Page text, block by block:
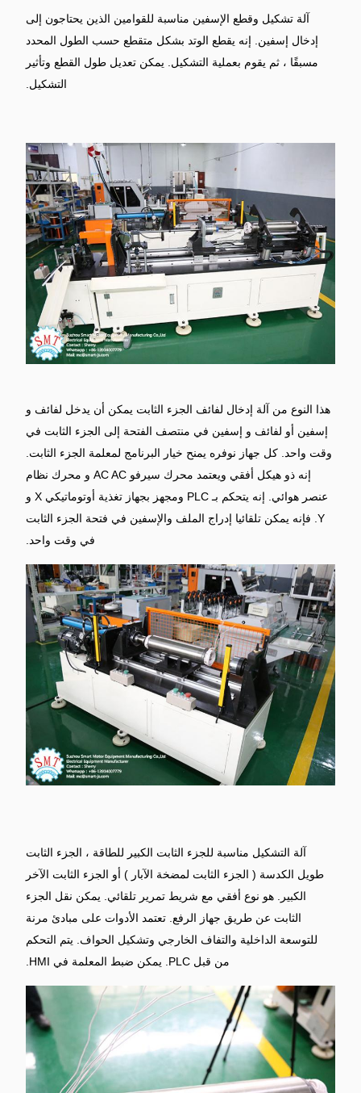
آلة تشكيل وقطع الإسفين مناسبة للقوامين الذين يحتاجون إلى
إدخال إسفين.
إنه يقطع الوتد بشكل متقطع حسب الطول المحدد
مسبقًا ، ثم يقوم بعملية التشكيل.
يمكن تعديل طول القطع وتأثير
التشكيل.
هذا النوع من آلة إدخال لفائف الجزء الثابت يمكن أن يدخل لفائف و
إسفين أو لفائف و إسفين في منتصف الفتحة إلى الجزء الثابت في
وقت واحد.
كل جهاز نوفره يمنح خيار البرنامج لمعلمة الجزء الثابت.
إنه ذو
هيكل أفقي ويعتمد محرك سيرفو AC AC و محرك نظام
عنصر هوائي.
إنه يتحكم بـ PLC ومجهز بجهاز تغذية أوتوماتيكي X و
Y. فإنه يمكن تلقائيا إدراج الملف والإسفين في فتحة الجزء الثابت
في وقت واحد.
آلة التشكيل مناسبة للجزء الثابت الكبير للطاقة ، الجزء الثابت
طويل الكدسة ( الجزء الثابت لمضخة الآبار ) أو الجزء الثابت الآخر
الكبير.
هو نوع أفقي مع شريط تمرير تلقائي.
يمكن نقل الجزء
الثابت عن طريق جهاز الرفع. تعتمد الأدوات على مبادئ مرنة
للتوسعة الداخلية والتفاف الخارجي وتشكيل الحواف.
يتم التحكم
من قبل PLC.
يمكن ضبط المعلمة في HMI.